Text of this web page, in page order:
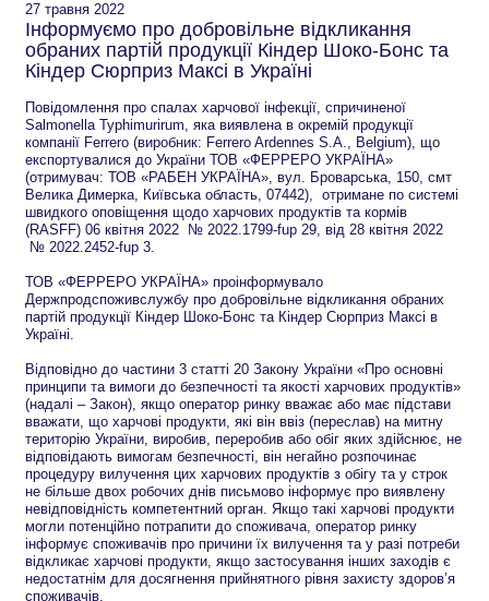
27 травня 2022
Інформуємо про добровільне відкликання
обраних партій продукції Кіндер Шоко-Бонс та
Кіндер Сюрприз Максі в Україні
Повідомлення про спалах харчової інфекції, спричиненої
Salmonella Typhimurirum, яка виявлена в окремій продукції
компанії Ferrero (виробник: Ferrero Ardennes S.A., Belgium), що
експортувалися до України ТОВ «ФЕРРЕРО УКРАЇНА»
(отримувач: ТОВ «РАБЕН УКРАЇНА», вул. Броварська, 150, смт
Велика Димерка, Київська область, 07442), отримане по системі
швидкого оповіщення щодо харчових продуктів та кормів
(RASFF) 06 квітня 2022 № 2022.1799-fup 29, від 28 квітня 2022
№ 2022.2452-fup 3.
ТОВ «ФЕРРЕРО УКРАЇНА» проінформувало
Держпродспоживслужбу про добровільне відкликання обраних
партій продукції Кіндер Шоко-Бонс та Кіндер Сюрприз Максі в
Україні.
Відповідно до частини 3 статті 20 Закону України «Про основні
принципи та вимоги до безпечності та якості харчових продуктів»
(надалі – Закон), якщо оператор ринку вважає або має підстави
вважати, що харчові продукти, які він ввіз (переслав) на митну
територію України, виробив, переробив або обіг яких здійснює, не
відповідають вимогам безпечності, він негайно розпочинає
процедуру вилучення цих харчових продуктів з обігу та у строк
не більше двох робочих днів письмово інформує про виявлену
невідповідність компетентний орган. Якщо такі харчові продукти
могли потенційно потрапити до споживача, оператор ринку
інформує споживачів про причини їх вилучення та у разі потреби
відкликає харчові продукти, якщо застосування інших заходів є
недостатнім для досягнення прийнятного рівня захисту здоров’я
споживачів.